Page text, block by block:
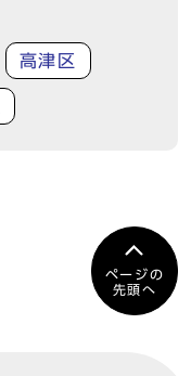
高津区
ページの
先頭へ